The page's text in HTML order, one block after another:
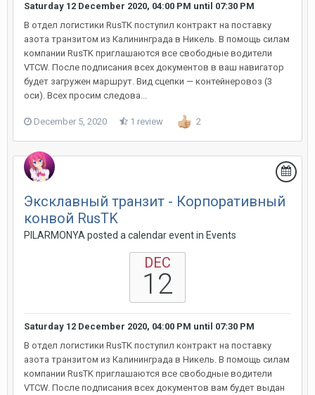
Saturday 12 December 2020, 04:00 PM until 07:30 PM
В отдел логистики RusTK поступил контракт на поставку
азота транзитом из Калининграда в Никель. В помощь силам
компании RusTK приглашаются все свободные водители
VTCW. После подписания всех документов в ваш навигатор
будет загружен маршрут. Вид сцепки — контейнеровоз (3
оси). Всех просим следова...
December 5, 2020 1 review 2
Эксклавный транзит - Корпоративный
конвой RusTK
PILARMONYA posted a calendar event in Events
DEC
12
Saturday 12 December 2020, 04:00 PM until 07:30 PM
В отдел логистики RusTK поступил контракт на поставку
азота транзитом из Калининграда в Никель. В помощь силам
компании RusTK приглашаются все свободные водители
VTCW. После подписания всех документов вам будет выдан